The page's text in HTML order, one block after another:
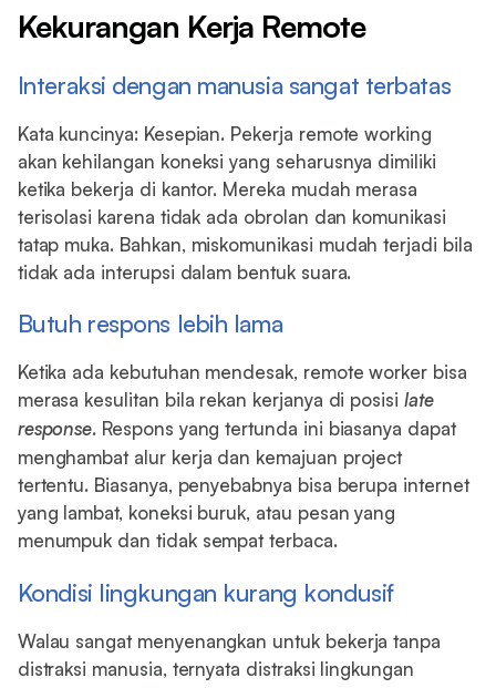
Kekurangan Kerja Remote
Interaksi dengan manusia sangat terbatas
Kata kuncinya: Kesepian. Pekerja remote working
akan kehilangan koneksi yang seharusnya dimiliki
ketika bekerja di kantor. Mereka mudah merasa
terisolasi karena tidak ada obrolan dan komunikasi
tatap muka. Bahkan, miskomunikasi mudah terjadi bila
tidak ada interupsi dalam bentuk suara.
Butuh respons lebih lama
Ketika ada kebutuhan mendesak, remote worker bisa
merasa kesulitan bila rekan kerjanya di posisi late
response. Respons yang tertunda ini biasanya dapat
menghambat alur kerja dan kemajuan project
tertentu. Biasanya, penyebabnya bisa berupa internet
yang lambat, koneksi buruk, atau pesan yang
menumpuk dan tidak sempat terbaca.
Kondisi lingkungan kurang kondusif
Walau sangat menyenangkan untuk bekerja tanpa
distraksi manusia, ternyata distraksi lingkungan